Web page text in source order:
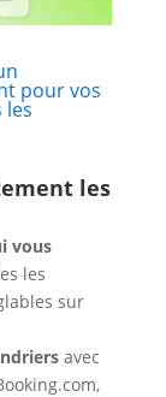
pour vos
les
les
vous
les
sur
avec